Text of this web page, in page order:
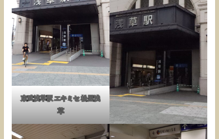
東武浅草駅 エキミセ 松屋浅
草